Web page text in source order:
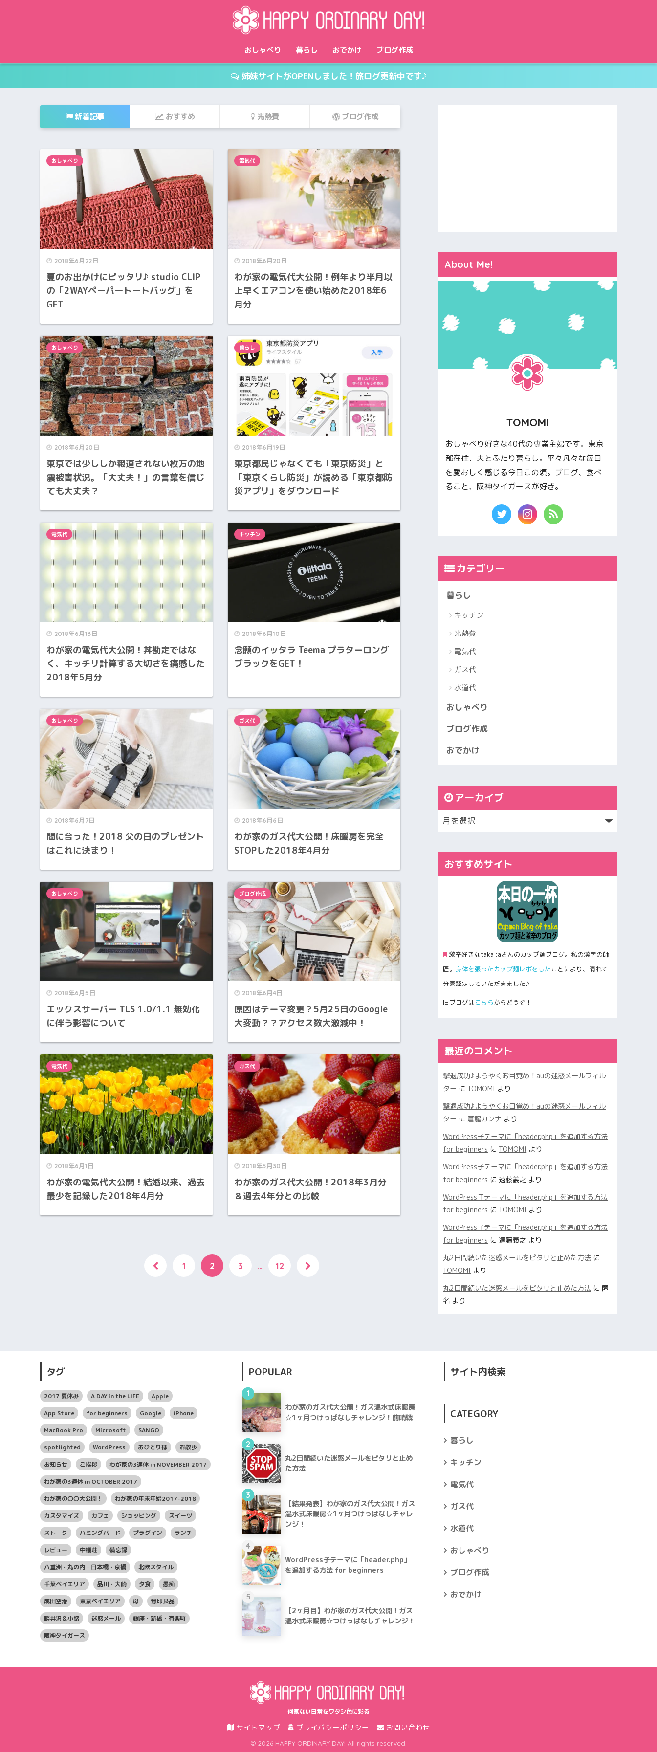
おしゃべり 暮らし おでかけ ブログ作成
姉妹サイトがOPENしました！旅ログ更新中です♪
新着記事 おすすめ 光熱費 ブログ作成
2018年6月22日
夏のお出かけにピッタリ♪ studio CLIP
の「2WAYペーパートートバッグ」を
GET
おしゃべり
2018年6月20日
わが家の電気代大公開！例年より半月以
上早くエアコンを使い始めた2018年6
月分
電気代
2018年6月20日
東京では少ししか報道されない枚方の地
震被害状況。「大丈夫！」の言葉を信じ
ても大丈夫？
おしゃべり
2018年6月19日
東京都民じゃなくても「東京防災」と
「東京くらし防災」が読める「東京都防
災アプリ」をダウンロード
暮らし
2018年6月13日
わが家の電気代大公開！丼勘定ではな
く、キッチリ計算する大切さを痛感した
2018年5月分
電気代
2018年6月10日
念願のイッタラ Teema プラターロング
ブラックをGET！
キッチン
2018年6月7日
間に合った！2018 父の日のプレゼント
はこれに決まり！
おしゃべり
2018年6月6日
わが家のガス代大公開！床暖房を完全
STOPした2018年4月分
ガス代
2018年6月5日
エックスサーバー TLS 1.0/1.1 無効化
に伴う影響について
おしゃべり
2018年6月4日
原因はテーマ変更？5月25日のGoogle
大変動？？アクセス数大激減中！
ブログ作成
2018年6月1日
わが家の電気代大公開！結婚以来、過去
最少を記録した2018年4月分
電気代
2018年5月30日
わが家のガス代大公開！2018年3月分
＆過去4年分との比較
ガス代
1 2 3 … 12
About Me!
TOMOMI
おしゃべり好きな40代の専業主婦です。東京
都在住、夫とふたり暮らし。平々凡々な毎日
を愛おしく感じる今日この頃。ブログ、食べ
ること、阪神タイガースが好き。
カテゴリー
暮らし
キッチン
光熱費
電気代
ガス代
水道代
おしゃべり
ブログ作成
おでかけ
アーカイブ
おすすめサイト
激辛好きなtaka :aさんのカップ麺ブログ。私の漢字の師
匠。身体を張ったカップ麺レポをしたことにより、晴れて
分家認定していただきました♪
旧ブログはこちらからどうぞ！
最近のコメント
撃退成功♪ようやくお目覚め！auの迷惑メールフィル
ター に TOMOMI より
撃退成功♪ようやくお目覚め！auの迷惑メールフィル
ター に 蒼龍カンナ より
WordPress子テーマに「header.php」を追加する方法
for beginners に TOMOMI より
WordPress子テーマに「header.php」を追加する方法
for beginners に 遠藤義之 より
WordPress子テーマに「header.php」を追加する方法
for beginners に TOMOMI より
WordPress子テーマに「header.php」を追加する方法
for beginners に 遠藤義之 より
丸2日間続いた迷惑メールをピタリと止めた方法 に
TOMOMI より
丸2日間続いた迷惑メールをピタリと止めた方法 に 匿
名 より
タグ
2017 夏休み A DAY in the LIFE Apple
App Store for beginners Google iPhone
MacBook Pro Microsoft SANGO
spotlighted WordPress おひとり様 お散歩
お知らせ ご挨拶 わが家の3連休 in NOVEMBER 2017
わが家の3連休 in OCTOBER 2017
わが家の〇〇大公開！ わが家の年末年始2017-2018
カスタマイズ カフェ ショッピング スイーツ
ストーク ハミングバード プラグイン ランチ
レビュー 中棚荘 備忘録
八重洲・丸の内・日本橋・京橋 北欧スタイル
千葉ベイエリア 品川・大崎 夕食 愚痴
成田空港 東京ベイエリア 母 無印良品
軽井沢＆小諸 迷惑メール 銀座・新橋・有楽町
阪神タイガース
POPULAR
1
わが家のガス代大公開！ガス温水式床暖房
☆1ヶ月つけっぱなしチャレンジ！前哨戦
2
丸2日間続いた迷惑メールをピタリと止め
た方法
3
【結果発表】わが家のガス代大公開！ガス
温水式床暖房☆1ヶ月つけっぱなしチャレ
ンジ！
4
WordPress子テーマに「header.php」
を追加する方法 for beginners
5
【2ヶ月目】わが家のガス代大公開！ガス
温水式床暖房☆つけっぱなしチャレンジ！
サイト内検索
CATEGORY
暮らし
キッチン
電気代
ガス代
水道代
おしゃべり
ブログ作成
おでかけ
何気ない日常をワタシ色に彩る
サイトマップ プライバシーポリシー お問い合わせ
© 2026 HAPPY ORDINARY DAY! All rights reserved.